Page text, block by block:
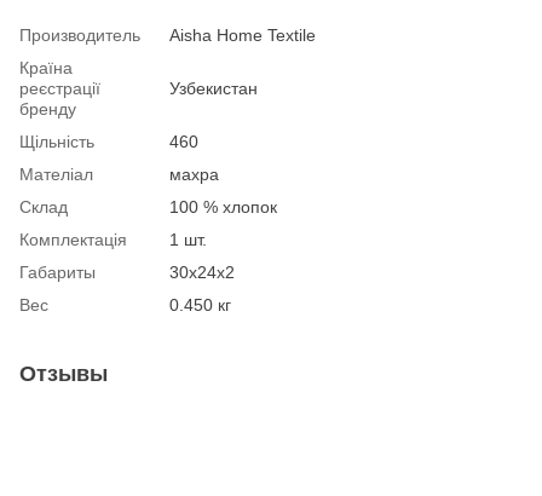
Производитель
Aisha Home Textile
Країна
реєстрації
бренду
Узбекистан
Щільність
460
Мателіал
махра
Склад
100 % хлопок
Комплектація
1 шт.
Габариты
30х24х2
Вес
0.450 кг
Отзывы